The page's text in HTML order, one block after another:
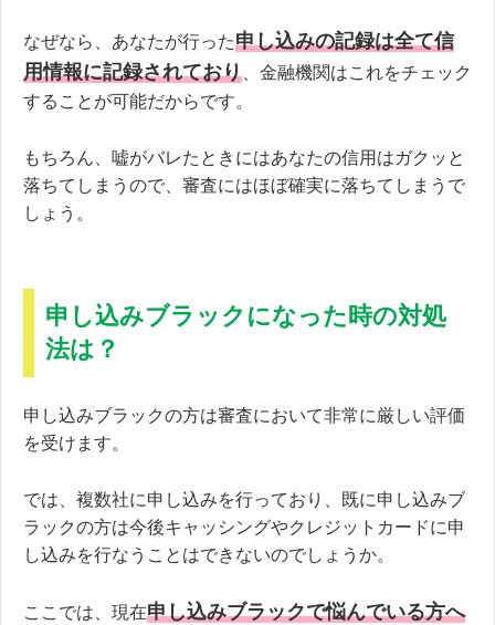
なぜなら、あなたが行った申し込みの記録は全て信
用情報に記録されており 、金融機関はこれをチェック
することが可能だからです。
もちろん、嘘がバレたときにはあなたの信用はガクッと
落ちてしまうので、審査にはほぼ確実に落ちてしまうで
しょう。
申し込みブラックになった時の対処
法は？
申し込みブラックの方は審査において非常に厳しい評価
を受けます。
では、複数社に申し込みを行っており、既に申し込みブ
ラックの方は今後キャッシングやクレジットカードに申
し込みを行なうことはできないのでしょうか。
ここでは、現在申し込みブラックで悩んでいる方へ